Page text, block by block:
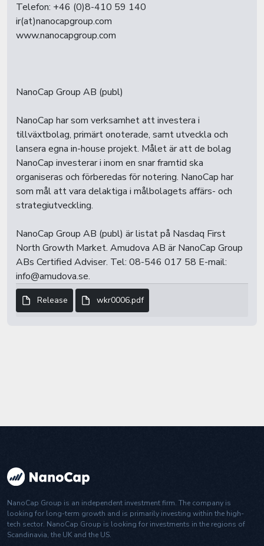
Telefon: +46 (0)8-410 59 140
ir(at)nanocapgroup.com
www.nanocapgroup.com
NanoCap Group AB (publ)
NanoCap har som verksamhet att investera i
tillväxtbolag, primärt onoterade, samt utveckla och
lansera egna in-house projekt. Målet är att de bolag
NanoCap investerar i inom en snar framtid ska
organiseras och förberedas för notering. NanoCap har
som mål att vara delaktiga i målbolagets affärs- och
strategiutveckling.
NanoCap Group AB (publ) är listat på Nasdaq First
North Growth Market. Amudova AB är NanoCap Group
ABs Certified Adviser. Tel: 08-546 017 58 E-mail:
info@amudova.se.
Release wkr0006.pdf
NanoCap Group is an independent investment firm. The company is
looking for long-term growth and is primarily investing within the high-
tech sector. NanoCap Group is looking for investments in the regions of
Scandinavia, the UK and the US.